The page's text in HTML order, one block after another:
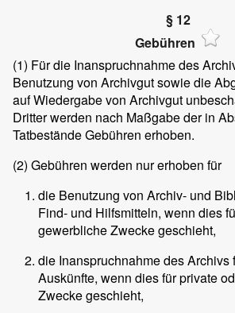
§ 12
Gebühren
(1) Für die Inanspruchnahme des
Benutzung von Archivgut sowie die
auf Wiedergabe von Archivgut
Dritter werden nach Maßgabe der in
Tatbestände Gebühren erhoben.
(2) Gebühren werden nur erhoben für
die Benutzung von Archiv- und
Find- und Hilfsmitteln, wenn dies
gewerbliche Zwecke geschieht,
die Inanspruchnahme des Archivs
Auskünfte, wenn dies für private
Zwecke geschieht,